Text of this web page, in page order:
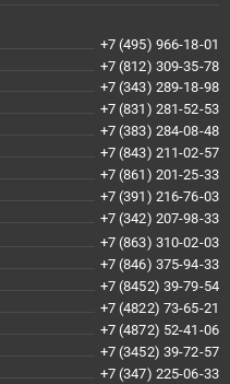
+7 (495) 966-18-01
+7 (812) 309-35-78
+7 (343) 289-18-98
+7 (831) 281-52-53
+7 (383) 284-08-48
+7 (843) 211-02-57
+7 (861) 201-25-33
+7 (391) 216-76-03
+7 (342) 207-98-33
+7 (863) 310-02-03
+7 (846) 375-94-33
+7 (8452) 39-79-54
+7 (4822) 73-65-21
+7 (4872) 52-41-06
+7 (3452) 39-72-57
+7 (347) 225-06-33